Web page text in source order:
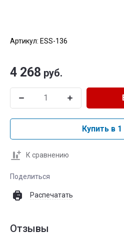
Артикул: ESS-136
4 268 руб.
Купить в
К сравнению
Поделиться
Распечатать
Отзывы